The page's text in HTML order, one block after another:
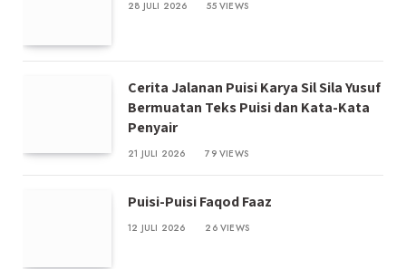
28 JULI 2026 55VIEWS
Cerita Jalanan Puisi Karya Sil Sila Yusuf
Bermuatan Teks Puisi dan Kata-Kata
Penyair
21 JULI 2026 79VIEWS
Puisi-Puisi Faqod Faaz
12 JULI 2026 26VIEWS